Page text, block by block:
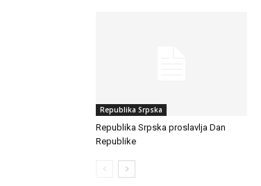
Republika Srpska
Republika Srpska proslavlja Dan
Republike